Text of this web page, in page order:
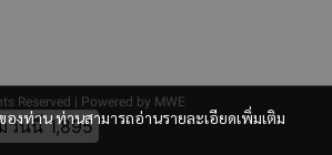
งท่าน ท่านสามารถอ่านรายละเอียดเพิ่มเติม
Reserved | Powered by MWE
วันนี้1,895